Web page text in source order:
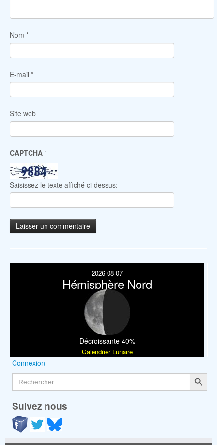
Nom *
E-mail *
Site web
CAPTCHA *
Saisissez le texte affiché ci-dessus:
2026-08-07
Hémisphère Nord
Décroissante 40%
Calendrier Lunaire
Connexion
Search
for:
Search Button
Suivez nous